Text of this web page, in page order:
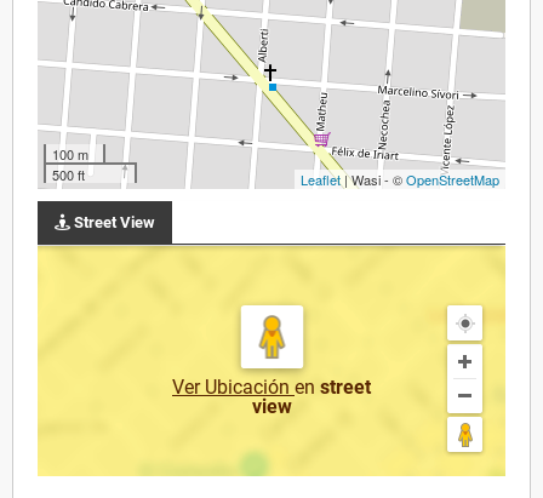
100 m
500 ft
Leaflet| Wasi - ©OpenStreetMap
Street View
Ver Ubicación en street
view